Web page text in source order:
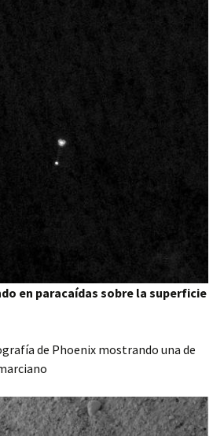
en paracaídas sobre la superficie
de Phoenix mostrando una de